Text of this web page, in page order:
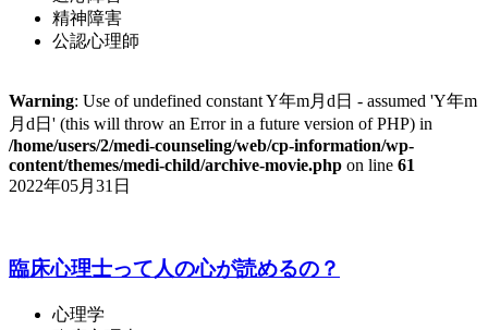
精神障害
公認心理師
Warning: Use of undefined constant Y年m月d日 - assumed 'Y年m
月d日' (this will throw an Error in a future version of PHP) in
/home/users/2/medi-counseling/web/cp-information/wp-
content/themes/medi-child/archive-movie.php on line 61
2022年05月31日
臨床心理士って人の心が読めるの？
心理学